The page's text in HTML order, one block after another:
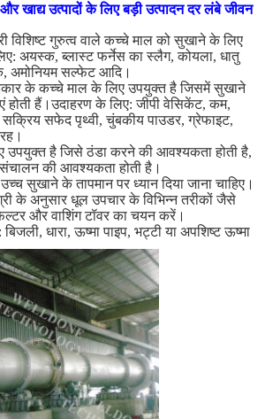
खाद्य उत्पादों के लिए बड़ी उत्पादन दर लंबे जीवन
विशिष्ट गुरुत्व वाले कच्चे माल को सुखाने के लिए
अयस्क, ब्लास्ट फर्नेस का स्लैग, कोयला, धातु
अमोनियम सल्फेट आदि।
के कच्चे माल के लिए उपयुक्त है जिसमें सुखाने
हैं।उदाहरण के लिए: जीपी वेसिकेंट, कम,
सक्रिय सफेद पृथ्वी, चुंबकीय पाउडर, ग्रेफाइट,
उपयुक्त है जिसे ठंडा करने की आवश्यकता होती है,
की आवश्यकता होती है।
सुखाने के तापमान पर ध्यान दिया जाना चाहिए।
के अनुसार धूल उपचार के विभिन्न तरीकों जैसे
और वाशिंग टॉवर का चयन करें।
धारा, ऊष्मा पाइप, भट्टी या अपशिष्ट ऊष्मा